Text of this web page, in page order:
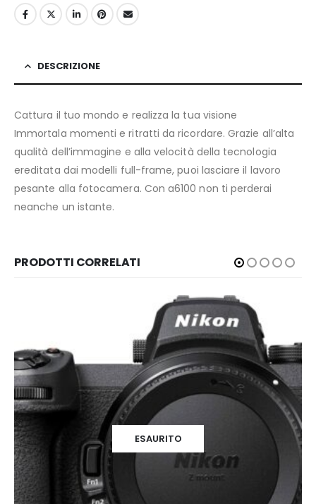
DESCRIZIONE
Cattura il tuo mondo e realizza la tua visione
Immortala momenti e ritratti da ricordare. Grazie all’alta
qualità dell’immagine e alla velocità della tecnologia
ereditata dai modelli full-frame, puoi lasciare il lavoro
pesante alla fotocamera. Con a6100 non ti perderai
neanche un istante.
PRODOTTI CORRELATI
ESAURITO